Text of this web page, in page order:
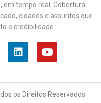
em tempo real. Cobertura
cidades e assuntos que
e credibilidade.
os Direitos Reservados.